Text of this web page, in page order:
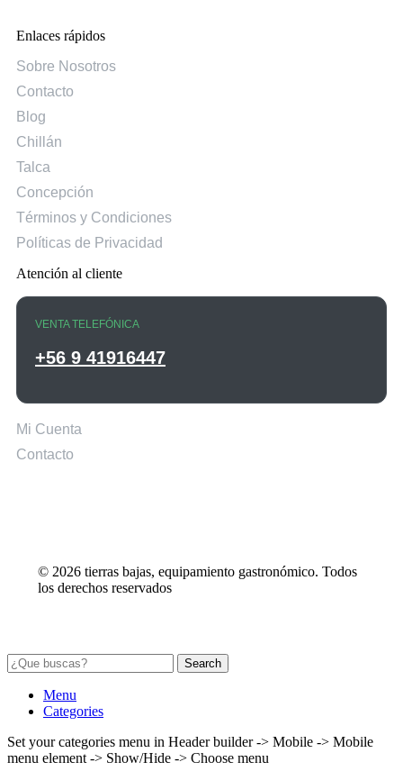
Enlaces rápidos
Sobre Nosotros
Contacto
Blog
Chillán
Talca
Concepción
Términos y Condiciones
Políticas de Privacidad
Atención al cliente
VENTA TELEFÓNICA
+56 9 41916447
Mi Cuenta
Contacto
© 2026 tierras bajas, equipamiento gastronómico. Todos
los derechos reservados
Search
Menu
Categories
Set your categories menu in Header builder -> Mobile -> Mobile
menu element -> Show/Hide -> Choose menu